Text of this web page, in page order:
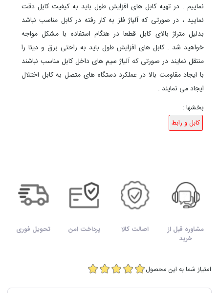
نماییم . در تهیه کابل های افزایش طول باید به کیفیت کابل دقت
نمایید ، در صورتی که آلیاژ فلز به کار رفته در کابل مناسب نباشد
بدلیل متراژ بالای کابل قطعا در هنگام استفاده با مشکل مواجه
خواهید شد . کابل های افزایش طول باید به راحتی برق و دیتا را
منتقل نمایند در صورتی که آلیاژ سیم های داخل کابل مناسب نباشند
با ایجاد مقاومت بالا در عملکرد دستگاه های متصل به کابل اختلال
ایجاد می نمایند .
بخشها :
کابل و رابط
مشاوره قبل از
خرید
اصالت کالا پرداخت امن تحویل فوری
امتیاز شما به این محصول